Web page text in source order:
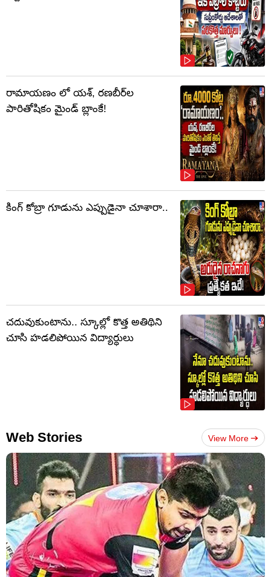
రామాయణం లో యశ్, రణబీర్‌ల
పారితోషికం మైండ్‌ బ్లాంకే!
కింగ్ కోబ్రా గూడును ఎప్పుడైనా చూశారా..
చదువుకుంటాను.. స్కూల్లో కొత్త అతిథిని
చూసి హడలిపోయిన విద్యార్ధులు
Web Stories View More